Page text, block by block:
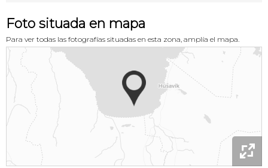
Foto situada en mapa
Para ver todas las fotografías situadas en esta zona, amplía el mapa.
